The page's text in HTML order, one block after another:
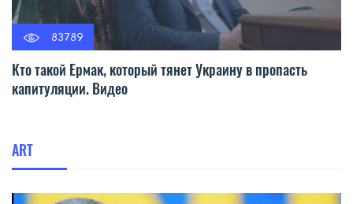
83789
Кто такой Ермак, который тянет Украину в пропасть
капитуляции. Видео
ART